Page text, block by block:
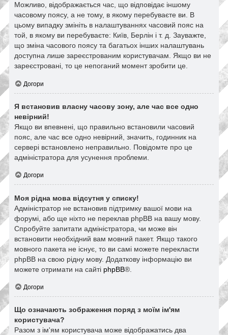
Можливо, відображається час, що відповідає іншому
часовому поясу, а не тому, в якому перебуваєте ви. В
цьому випадку змініть в налаштуваннях часовий пояс на
той, в якому ви перебуваєте: Київ, Берлін і т. д. Зауважте,
що зміна часового поясу та багатьох інших налаштувань
доступна лише зареєстрованим користувачам. Якщо ви не
зареєстровані, то це непоганий момент зробити це.
Догори
Я встановив власну часову зону, але час все одно
невірний!
Якщо ви впевнені, що правильно встановили часовий
пояс, але час все одно невірний, значить, годинник на
сервері встановлено неправильно. Повідомте про це
адміністратора для усунення проблеми.
Догори
Моя рідна мова відсутня у списку!
Адміністратор не встановив підтримку вашої мови на
форумі, або ще ніхто не переклав phpBB на вашу мову.
Спробуйте запитати адміністратора, чи може він
встановити необхідний вам мовний пакет. Якщо такого
мовного пакета не існує, то ви самі можете перекласти
phpBB на свою рідну мову. Додаткову інформацію ви
можете отримати на сайті phpBB®.
Догори
Що означають зображення поряд з моїм ім'ям
користувача?
Разом з ім'ям користувача може відображатись два